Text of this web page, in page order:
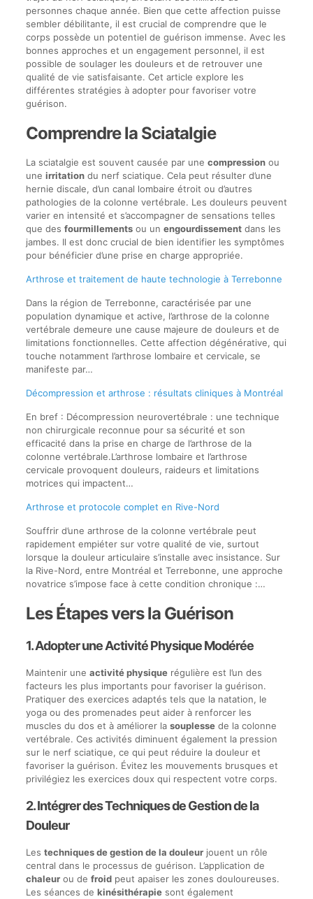
personnes chaque année. Bien que cette affection puisse
sembler débilitante, il est crucial de comprendre que le
corps possède un potentiel de guérison immense. Avec les
bonnes approches et un engagement personnel, il est
possible de soulager les douleurs et de retrouver une
qualité de vie satisfaisante. Cet article explore les
différentes stratégies à adopter pour favoriser votre
guérison.
Comprendre la Sciatalgie
La sciatalgie est souvent causée par une compressionou
une irritationdu nerf sciatique. Cela peut résulter d’une
hernie discale, d’un canal lombaire étroit ou d’autres
pathologies de la colonne vertébrale. Les douleurs peuvent
varier en intensité et s’accompagner de sensations telles
que des fourmillementsou un engourdissementdans les
jambes. Il est donc crucial de bien identifier les symptômes
pour bénéficier d’une prise en charge appropriée.
Arthrose et traitement de haute technologie à Terrebonne
Dans la région de Terrebonne, caractérisée par une
population dynamique et active, l’arthrose de la colonne
vertébrale demeure une cause majeure de douleurs et de
limitations fonctionnelles. Cette affection dégénérative, qui
touche notamment l’arthrose lombaire et cervicale, se
manifeste par…
Décompression et arthrose : résultats cliniques à Montréal
En bref : Décompression neurovertébrale : une technique
non chirurgicale reconnue pour sa sécurité et son
efficacité dans la prise en charge de l’arthrose de la
colonne vertébrale.L’arthrose lombaire et l’arthrose
cervicale provoquent douleurs, raideurs et limitations
motrices qui impactent…
Arthrose et protocole complet en Rive-Nord
Souffrir d’une arthrose de la colonne vertébrale peut
rapidement empiéter sur votre qualité de vie, surtout
lorsque la douleur articulaire s’installe avec insistance. Sur
la Rive-Nord, entre Montréal et Terrebonne, une approche
novatrice s’impose face à cette condition chronique :…
Les Étapes vers la Guérison
1. Adopter une Activité Physique Modérée
Maintenir une activité physiquerégulière est l’un des
facteurs les plus importants pour favoriser la guérison.
Pratiquer des exercices adaptés tels que la natation, le
yoga ou des promenades peut aider à renforcer les
muscles du dos et à améliorer la souplessede la colonne
vertébrale. Ces activités diminuent également la pression
sur le nerf sciatique, ce qui peut réduire la douleur et
favoriser la guérison. Évitez les mouvements brusques et
privilégiez les exercices doux qui respectent votre corps.
2. Intégrer des Techniques de Gestion de la
Douleur
Les techniques de gestion de la douleurjouent un rôle
central dans le processus de guérison. L’application de
chaleurou de froidpeut apaiser les zones douloureuses.
Les séances de kinésithérapiesont également